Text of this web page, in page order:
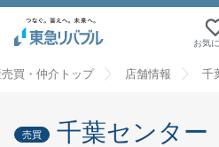
お気
買・仲介トップ 店舗情報 千
売買 千葉センター